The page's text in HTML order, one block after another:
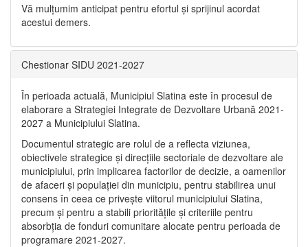
Vă mulţumim anticipat pentru efortul şi sprijinul acordat
acestui demers.
Chestionar SIDU 2021-2027
În perioada actuală, Municipiul Slatina este în procesul de
elaborare a Strategiei Integrate de Dezvoltare Urbană 2021‐
2027 a Municipiului Slatina.
Documentul strategic are rolul de a reflecta viziunea,
obiectivele strategice și direcțiile sectoriale de dezvoltare ale
municipiului, prin implicarea factorilor de decizie, a oamenilor
de afaceri și populației din municipiu, pentru stabilirea unui
consens în ceea ce privește viitorul municipiului Slatina,
precum și pentru a stabili prioritățile și criteriile pentru
absorbția de fonduri comunitare alocate pentru perioada de
programare 2021-2027.